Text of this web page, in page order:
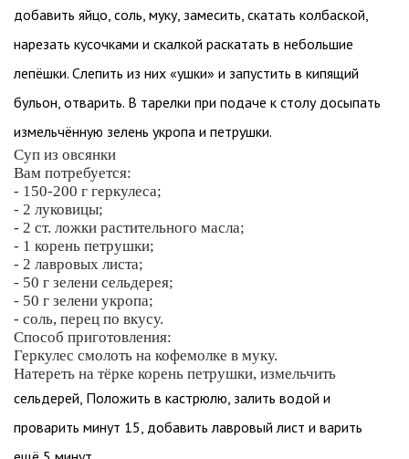
добавить яйцо, соль, муку, замесить, скатать колбаской,
нарезать кусочками и скалкой раскатать в небольшие
лепёшки. Слепить из них «ушки» и запустить в кипящий
бульон, отварить. В тарелки при подаче к столу досыпать
измельчённую зелень укропа и петрушки.
Суп из овсянки
Вам потребуется:
- 150-200 г геркулеса;
- 2 луковицы;
- 2 ст. ложки растительного масла;
- 1 корень петрушки;
- 2 лавровых листа;
- 50 г зелени сельдерея;
- 50 г зелени укропа;
- соль, перец по вкусу.
Способ приготовления:
Геркулес смолоть на кофемолке в муку.
Натереть на тёрке корень петрушки, измельчить
сельдерей, Положить в кастрюлю, залить водой и
проварить минут 15, добавить лавровый лист и варить